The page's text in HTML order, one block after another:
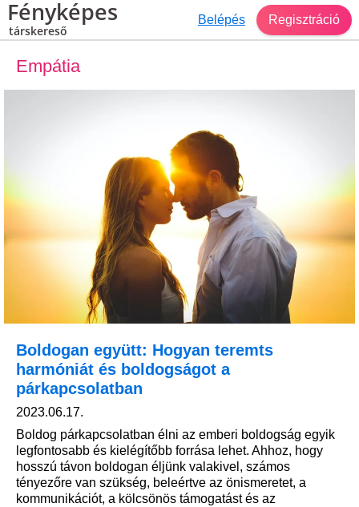
Fényképes
társkereső
Belépés Regisztráció
Empátia
Boldogan együtt: Hogyan teremts
harmóniát és boldogságot a
párkapcsolatban
2023.06.17.
Boldog párkapcsolatban élni az emberi boldogság egyik
legfontosabb és kielégítőbb forrása lehet. Ahhoz, hogy
hosszú távon boldogan éljünk valakivel, számos
tényezőre van szükség, beleértve az önismeretet, a
kommunikációt, a kölcsönös támogatást és az